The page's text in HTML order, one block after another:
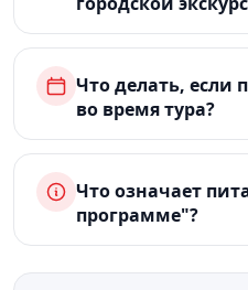
Что делать, если
во время тура?
Что означает
программе"?